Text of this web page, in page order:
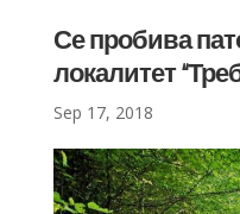
Се пробива
локалитет
Sep 17, 2018